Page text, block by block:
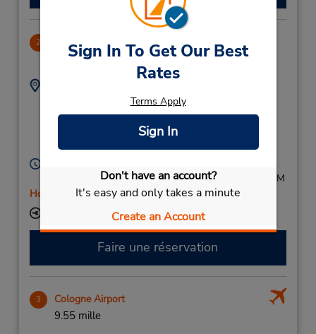
Sign In To Get Our Best
Rates
Terms Apply
Sign In
Don't have an account?
It's easy and only takes a minute
Create an Account
2 Cologne Downtown
5.88 mille
Adresse :
Mathias Brueggen Str
61,
Germany
(49) 1805 21 77 11
Mon - Fri 7:30 AM - 6:00 PM; Sat 8:00 AM - 12:00 PM
Holiday Hours
Succursale avec boîte de dépôt des clés
Faire une réservation
3 Cologne Airport
9.55 mille